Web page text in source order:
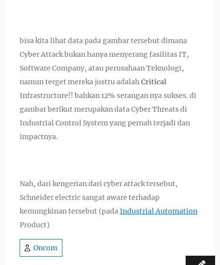
bisa kita lihat data pada gambar tersebut dimana
Cyber Attack bukan hanya menyerang fasilitas IT,
Software Company, atau perusahaan Teknologi,
namun terget mereka justru adalahCritical
Infrastructure!! bahkan 12% serangan nya sukses. di
gambar berikut merupakan data Cyber Threats di
Industrial Control System yang pernah terjadi dan
impactnya.
Nah, dari kengerian dari cyber attack tersebut,
Schneider electric sangat aware terhadap
kemungkinan tersebut (padaIndustrial Automation
Product)
Oncom